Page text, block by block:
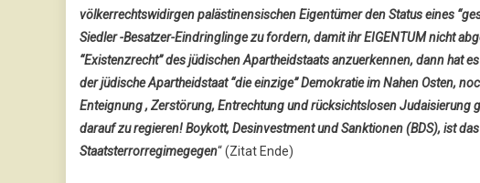
völkerrechtswidirgen palästinensischen Eigentümer den Status eines
Siedler -Besatzer-Eindringlinge zu fordern, damit ihr EIGENTUM nicht
“Existenzrecht” des jüdischen Apartheidstaats anzuerkennen, dann hat
der jüdische Apartheidstaat “die einzige” Demokratie im Nahen Osten,
Enteignung , Zerstörung, Entrechtung und rücksichtslosen Judaisierung
darauf zu regieren! Boykott, Desinvestment und Sanktionen (BDS), ist
Staatsterrorregimegegen“ (Zitat Ende)